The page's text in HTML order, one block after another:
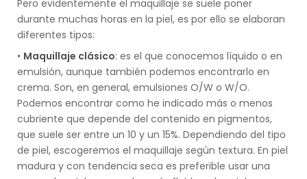
Pero evidentemente el maquillaje se suele poner
durante muchas horas en la piel, es por ello se elaboran
diferentes tipos:
• Maquillaje clásico: es el que conocemos líquido o en
emulsión, aunque también podemos encontrarlo en
crema. Son, en general, emulsiones O/W o W/O.
Podemos encontrar como he indicado más o menos
cubriente que depende del contenido en pigmentos,
que suele ser entre un 10 y un 15%. Dependiendo del tipo
de piel, escogeremos el maquillaje según textura. En piel
madura y con tendencia seca es preferible usar una